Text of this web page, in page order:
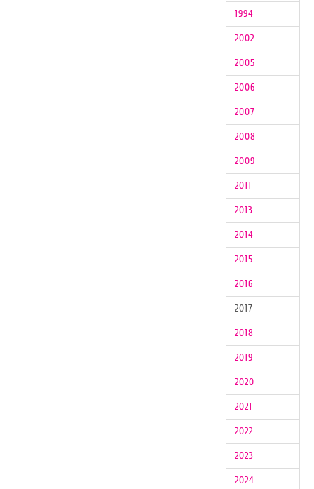
1994
2002
2005
2006
2007
2008
2009
2011
2013
2014
2015
2016
2017
2018
2019
2020
2021
2022
2023
2024